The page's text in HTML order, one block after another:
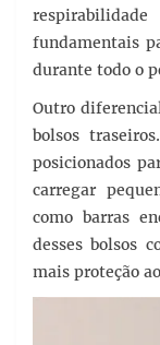
fundamentais
durante todo o
Outro
bolsos
posicionados
carregar
como barras
desses bolsos
mais proteção